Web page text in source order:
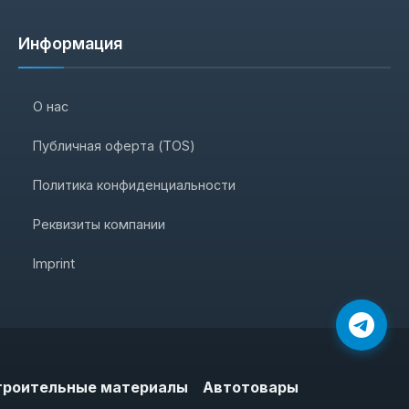
Информация
О нас
Публичная оферта (TOS)
Политика конфиденциальности
Реквизиты компании
Imprint
материалы Автотовары